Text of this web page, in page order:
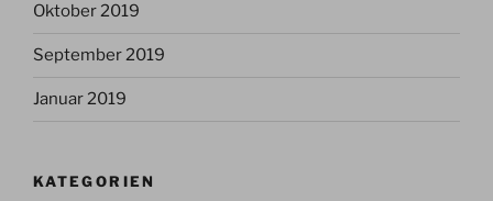
Oktober 2019
September 2019
Januar 2019
KATEGORIEN